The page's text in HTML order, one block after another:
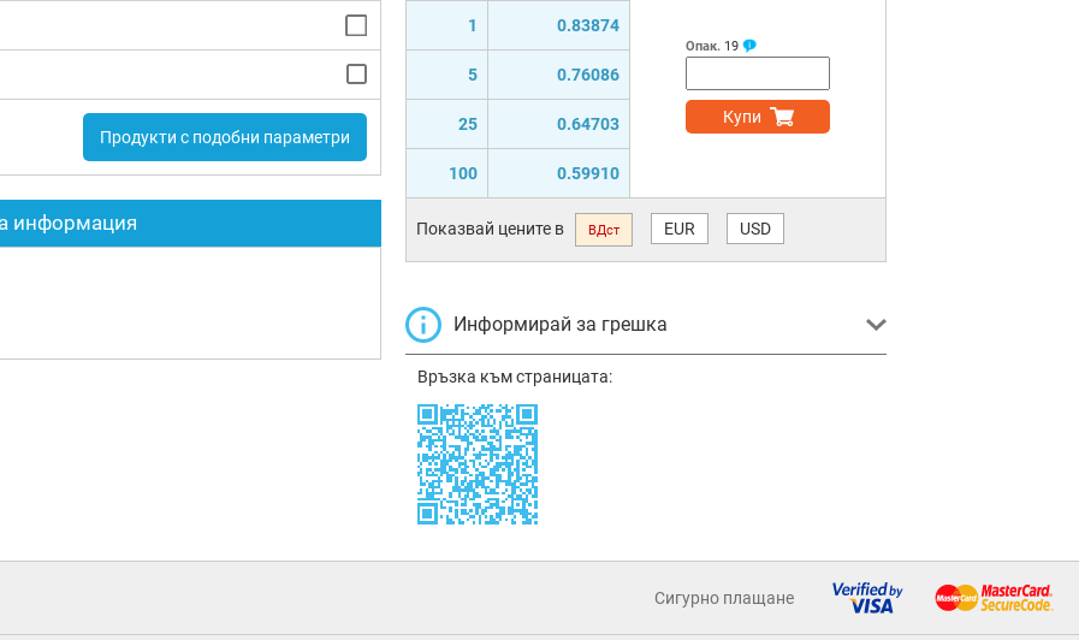
Продукти с подобни параметри
информация
1 0.83874
5 0.76086
25 0.64703
100 0.59910
Опак. 19
Купи
Показвай цените в ВДст EUR USD
Информирай за грешка
Връзка към страницата:
Сигурно плащане